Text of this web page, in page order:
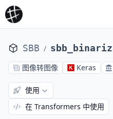
SBB /
图像转图像
Keras
使用
在 Transformers 中使用